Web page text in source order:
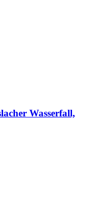
Wasserfall,